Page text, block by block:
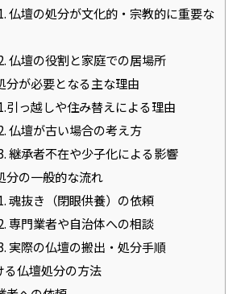
仏壇の処分が文化的・宗教的に重要な
仏壇の役割と家庭での居場所
分が必要となる主な理由
引っ越しや住み替えによる理由
仏壇が古い場合の考え方
継承者不在や少子化による影響
分の一般的な流れ
魂抜き（閉眼供養）の依頼
専門業者や自治体への相談
実際の仏壇の搬出・処分手順
仏壇処分の方法